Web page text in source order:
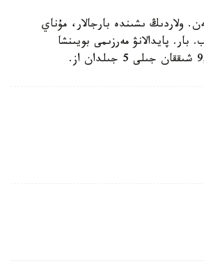
282 تەڭىز كەمەسى تىركەلگەن. ولاردىڭ ىشىندە بارجالار، مۇناي
پايدالانۋ مەرزىمى بويىنشا